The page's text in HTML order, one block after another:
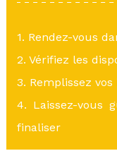
1. Rendez-vous
2. Vérifiez les
3. Remplissez
4. Laissez-vous
finaliser